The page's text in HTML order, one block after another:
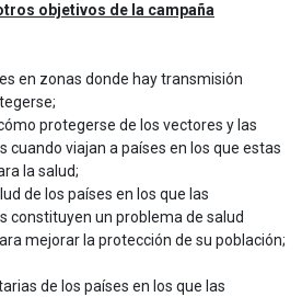
objetivos de la campaña
en zonas donde hay transmisión
protegerse de los vectores y las
viajan a países en los que estas
la salud;
de los países en los que las
constituyen un problema de salud
mejorar la protección de su población;
de los países en los que las